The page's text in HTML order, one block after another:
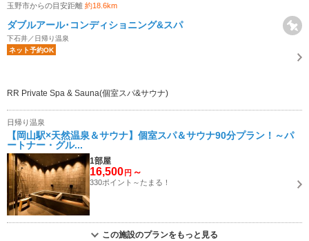
玉野市からの目安距離 約18.6km
ダブルアール･コンディショニング&スパ
下石井／日帰り温泉
ネット予約OK
RR Private Spa & Sauna(個室スパ&サウナ)
日帰り温泉
【岡山駅×天然温泉＆サウナ】個室スパ＆サウナ90分プラン！～パ
ートナー・グル...
1部屋
16,500 円 ～
330ポイント～たまる！
この施設のプランをもっと見る